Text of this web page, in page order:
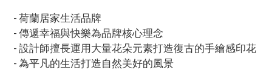
- 荷蘭居家生活品牌
- 傳遞幸福與快樂為品牌核心理念
- 設計師擅長運用大量花朵元素打造復古的手繪感印花
- 為平凡的生活打造自然美好的風景